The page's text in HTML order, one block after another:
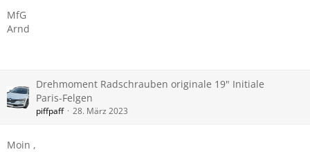
MfG
Arnd
Drehmoment Radschrauben originale 19" Initiale
Paris-Felgen
piffpaff 28. März 2023
Moin ,